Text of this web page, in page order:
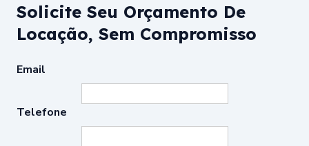
Solicite Seu Orçamento De
Locação, Sem Compromisso
Email
Telefone